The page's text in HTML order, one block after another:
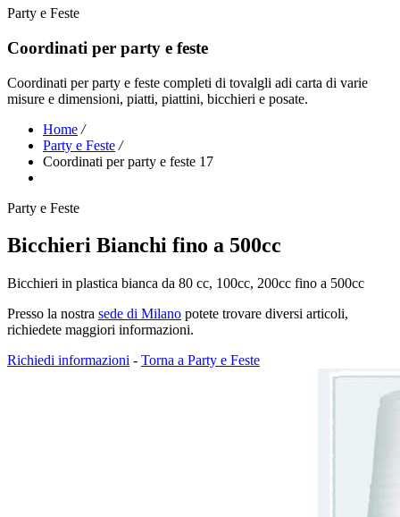
Party e Feste
Coordinati per party e feste
Coordinati per party e feste completi di tovalgli adi carta di varie
misure e dimensioni, piatti, piattini, bicchieri e posate.
Home /
Party e Feste /
Coordinati per party e feste 17
Party e Feste
Bicchieri Bianchi fino a 500cc
Bicchieri in plastica bianca da 80 cc, 100cc, 200cc fino a 500cc
Presso la nostra sede di Milano potete trovare diversi articoli,
richiedete maggiori informazioni.
Richiedi informazioni - Torna a Party e Feste